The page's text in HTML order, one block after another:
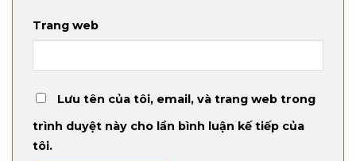
Trang web
Lưu tên của tôi, email, và trang web trong
trình duyệt này cho lần bình luận kế tiếp của
tôi.